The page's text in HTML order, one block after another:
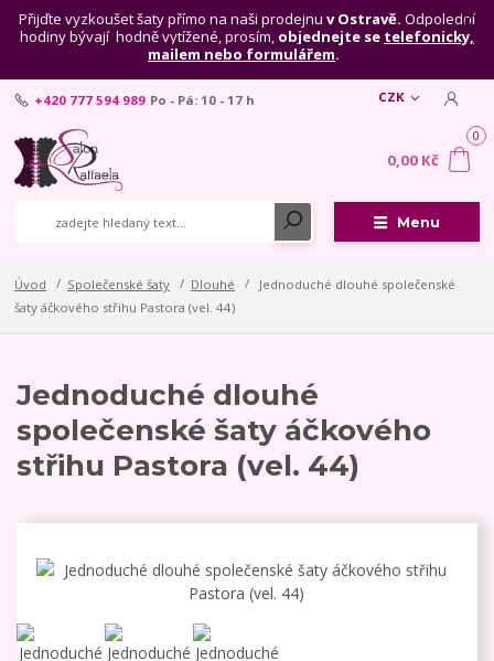
Přijďte vyzkoušet šaty přímo na naši prodejnu v Ostravě. Odpolední
hodiny bývají hodně vytížené, prosím, objednejte se telefonicky,
mailem nebo formulářem.
Menu
CZK
+420 777 594 989 Po - Pá: 10 - 17 h
0
0,00 Kč
Úvod Společenské šaty Dlouhé
Jednoduché dlouhé společenské
šaty áčkového střihu Pastora (vel. 44)
Jednoduché dlouhé
společenské šaty áčkového
střihu Pastora (vel. 44)